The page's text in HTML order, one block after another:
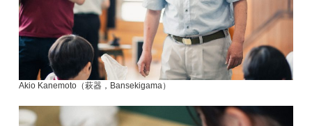
Akio Kanemoto（萩器，Bansekigama）